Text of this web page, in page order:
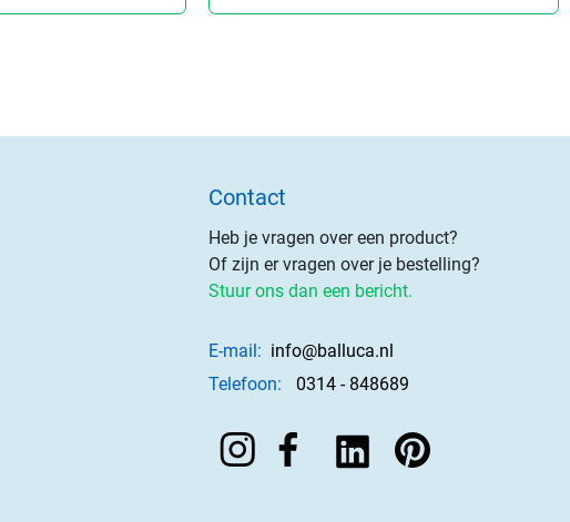
Contact
Heb je vragen over een product?
Of zijn er vragen over je bestelling?
Stuur ons dan een bericht.
E-mail: info@balluca.nl
Telefoon:
0314 - 848689